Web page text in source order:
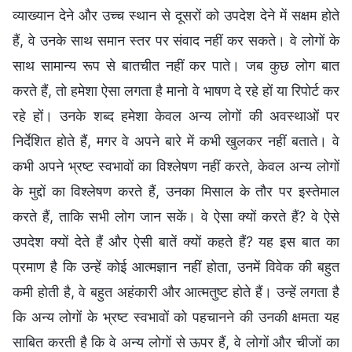
व्याख्यान देने और उच्च स्थान से दूसरों को उपदेश देने में सक्षम होते
हैं, वे उनके साथ समान स्तर पर संवाद नहीं कर सकते। वे लोगों के
साथ सामान्य रूप से बातचीत नहीं कर पाते। जब कुछ लोग बात
करते हैं, तो हमेशा ऐसा लगता है मानो वे भाषण दे रहे हों या रिपोर्ट कर
रहे हों। उनके शब्द हमेशा केवल अन्य लोगों की अवस्थाओं पर
निर्देशित होते हैं, मगर वे अपने बारे में कभी खुलकर नहीं बताते। वे
कभी अपने भ्रष्ट स्वभावों का विश्लेषण नहीं करते, केवल अन्य लोगों
के मुद्दों का विश्लेषण करते हैं, उनका मिसाल के तौर पर इस्तेमाल
करते हैं, ताकि सभी लोग जान सकें। वे ऐसा क्यों करते हैं? वे ऐसे
उपदेश क्यों देते हैं और ऐसी बातें क्यों कहते हैं? यह इस बात का
प्रमाण है कि उन्हें कोई आत्मज्ञान नहीं होता, उनमें विवेक की बहुत
कमी होती है, वे बहुत अहंकारी और आत्मतुष्ट होते हैं। उन्हें लगता है
कि अन्य लोगों के भ्रष्ट स्वभावों को पहचानने की उनकी क्षमता यह
साबित करती है कि वे अन्य लोगों से ऊपर हैं, वे लोगों और चीजों का